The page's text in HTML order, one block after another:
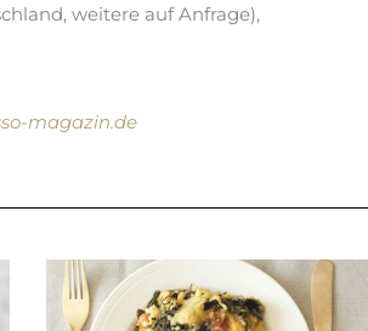
weitere auf Anfrage),
magazin.de